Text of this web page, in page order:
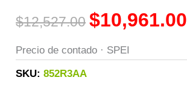
$12,527.00 $10,961.00
Precio de contado · SPEI
SKU:852R3AA